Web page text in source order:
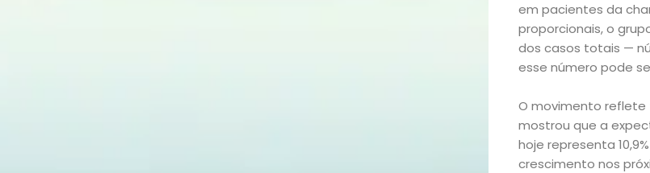
em pacientes da
proporcionais, o
dos casos totais —
esse número pode
O movimento reflete
mostrou que a
hoje representa
crescimento nos